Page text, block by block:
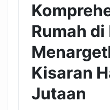
Rumah
Kisaran
Jutaan